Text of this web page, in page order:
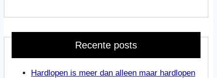
Recente posts
Hardlopen is meer dan alleen maar hardlopen